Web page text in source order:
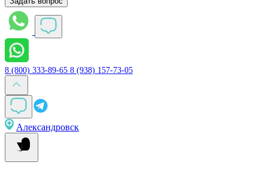
8 (800) 333-89-65 8 (938) 157-73-05
Александровск